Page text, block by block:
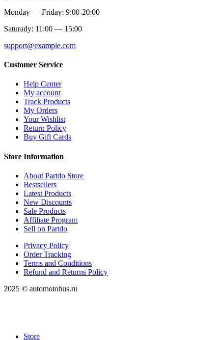
Monday — Friday: 9:00-20:00
Saturady: 11:00 — 15:00
support@example.com
Customer Service
Help Center
My account
Track Products
My Orders
Your Wishlist
Return Policy
Buy Gift Cards
Store Information
About Partdo Store
Bestsellers
Latest Products
New Discounts
Sale Products
Affiliate Program
Sell on Partdo
Privacy Policy
Order Tracking
Terms and Conditions
Refund and Returns Policy
2025 © automotobus.ru
Store